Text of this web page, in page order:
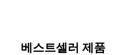
베스트셀러 제품